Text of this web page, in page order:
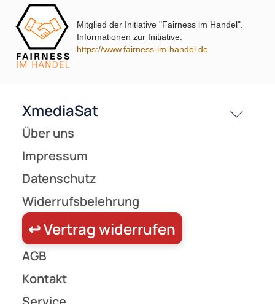
Mitglied der Initiative "Fairness im Handel".
Informationen zur Initiative:
https://www.fairness-im-handel.de
AGB
Kontakt
Service
Preisliste
Versandkosten
Zahlungsarten
Unsere Leistungen